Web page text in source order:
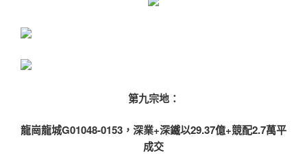
第九宗地：
龍崗龍城G01048-0153，深業+深鐵以29.37億+競配2.7萬平
成交